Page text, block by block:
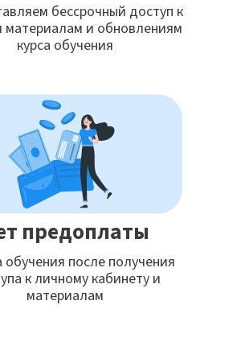
бессрочный доступ к
материалам и обновлениям
курса обучения
предоплаты
обучения после получения
к личному кабинету и
материалам